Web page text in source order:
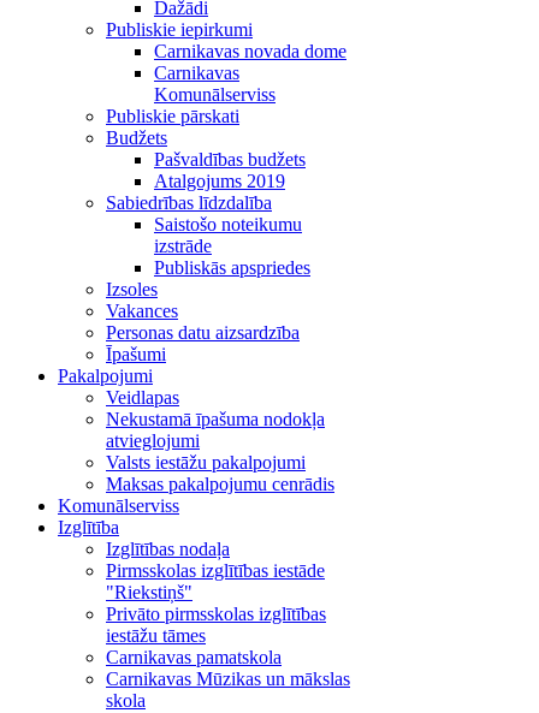
Dažādi
Publiskie iepirkumi
Carnikavas novada dome
Carnikavas
Komunālserviss
Publiskie pārskati
Budžets
Pašvaldības budžets
Atalgojums 2019
Sabiedrības līdzdalība
Saistošo noteikumu
izstrāde
Publiskās apspriedes
Izsoles
Vakances
Personas datu aizsardzība
Īpašumi
Pakalpojumi
Veidlapas
Nekustamā īpašuma nodokļa
atvieglojumi
Valsts iestāžu pakalpojumi
Maksas pakalpojumu cenrādis
Komunālserviss
Izglītība
Izglītības nodaļa
Pirmsskolas izglītības iestāde
"Riekstiņš"
Privāto pirmsskolas izglītības
iestāžu tāmes
Carnikavas pamatskola
Carnikavas Mūzikas un mākslas
skola